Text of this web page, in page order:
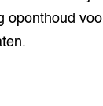
oponthoud